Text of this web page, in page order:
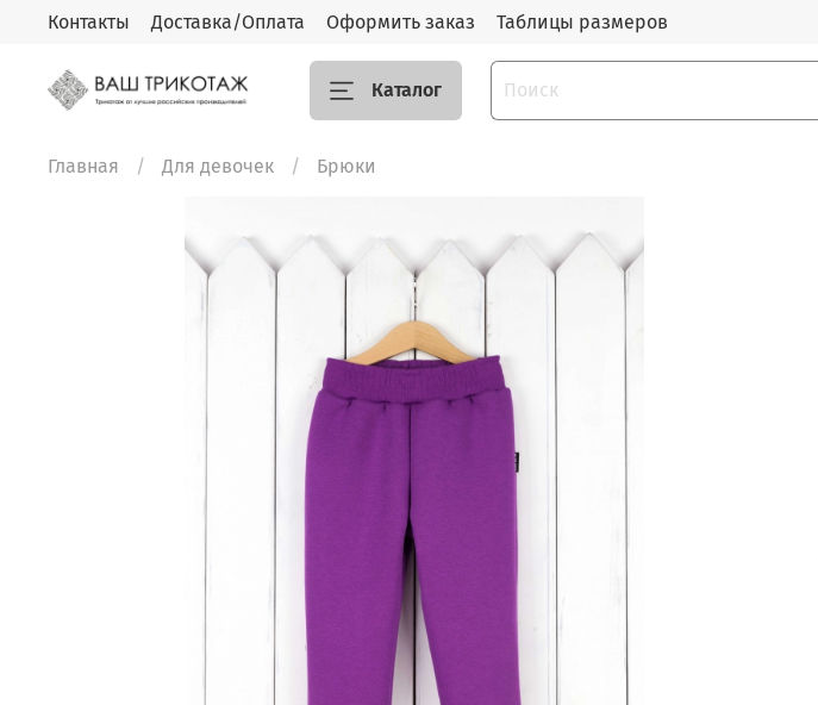
Контакты Доставка/Оплата Оформить заказ Таблицы размеров
Каталог
Главная Для девочек Брюки